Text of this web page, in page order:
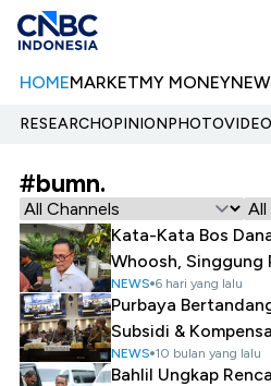
HOMEMARKETMY MONEY
RESEARCHOPINIONPHOTOVIDEO
#bumn.
Kata-Kata Bos
Whoosh, Singgung
NEWS 6 hari yang lalu
Purbaya
Subsidi &
NEWS 10 bulan yang lalu
Bahlil Ungkap